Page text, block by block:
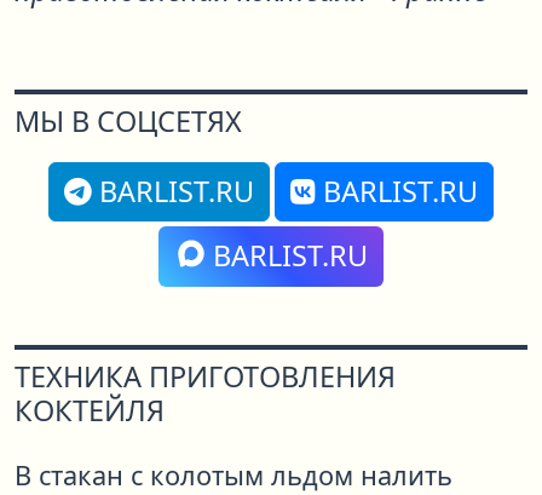
МЫ В СОЦСЕТЯХ
BARLIST.RU
BARLIST.RU
BARLIST.RU
ТЕХНИКА ПРИГОТОВЛЕНИЯ
КОКТЕЙЛЯ
В стакан с колотым льдом налить